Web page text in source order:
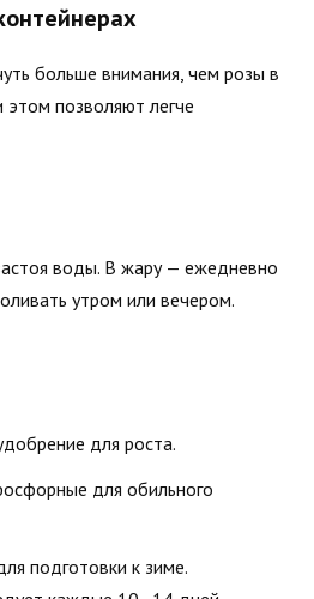
больше внимания, чем розы в
этом позволяют легче
воды. В жару — ежедневно
утром или вечером.
для роста.
для обильного
подготовки к зиме.